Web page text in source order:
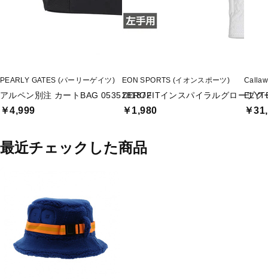
PEARLY GATES (パーリーゲイツ)
アルペン別注 カートBAG 0535181872
￥4,999
EON SPORTS (イオンスポーツ)
ZEROFITインスパイラルグローブク
￥1,980 ￥
最近チェックした商品